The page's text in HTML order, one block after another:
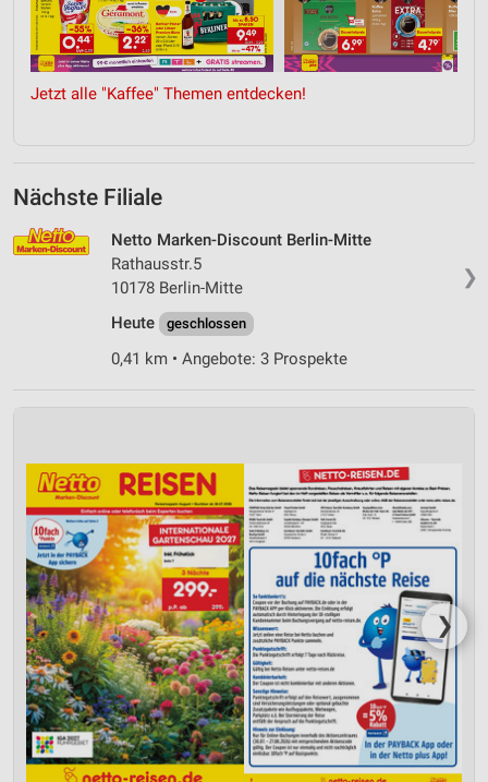
Jetzt alle "Kaffee" Themen entdecken!
Nächste Filiale
❯
Netto Marken-Discount Berlin-Mitte
Rathausstr.5
10178 Berlin-Mitte
Heute
geschlossen
0,41 km • Angebote: 3 Prospekte
❯